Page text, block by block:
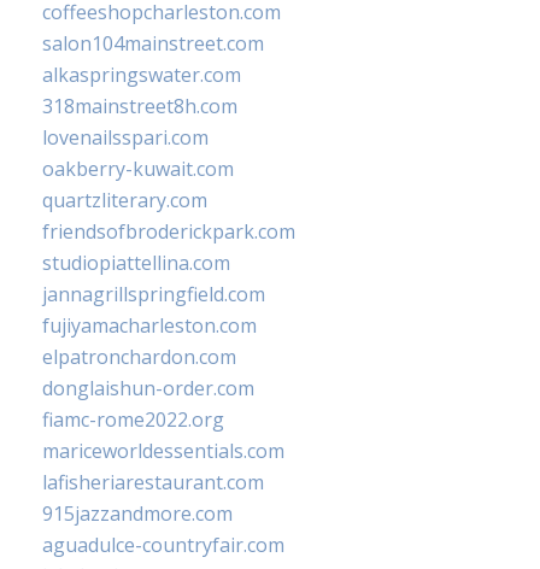
coffeeshopcharleston.com
salon104mainstreet.com
alkaspringswater.com
318mainstreet8h.com
lovenailsspari.com
oakberry-kuwait.com
quartzliterary.com
friendsofbroderickpark.com
studiopiattellina.com
jannagrillspringfield.com
fujiyamacharleston.com
elpatronchardon.com
donglaishun-order.com
fiamc-rome2022.org
mariceworldessentials.com
lafisheriarestaurant.com
915jazzandmore.com
aguadulce-countryfair.com